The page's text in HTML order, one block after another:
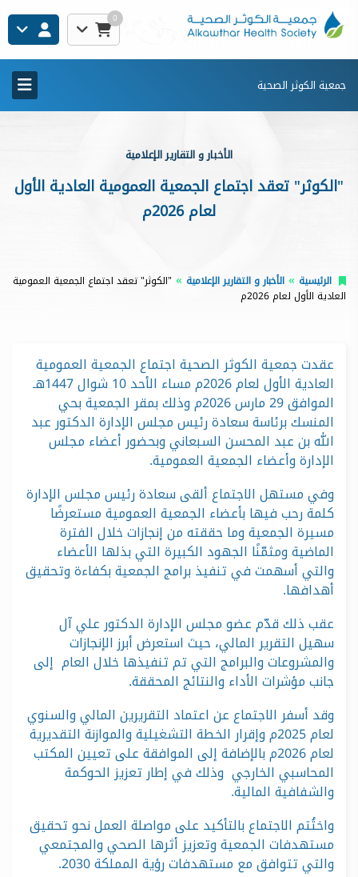
0
جمعية الكوثر الصحية
الأخبار و التقارير الإعلامية
"الكوثر" تعقد اجتماع الجمعية العمومية العادية الأول
لعام 2026م
الرئيسية الأخبار و التقارير الإعلامية
"الكوثر" تعقد اجتماع الجمعية العمومية
العادية الأول لعام 2026م
عقدت جمعية الكوثر الصحية اجتماع الجمعية العمومية
العادية الأول لعام 2026م مساء الأحد 10 شوال 1447هـ
الموافق 29 مارس 2026م وذلك بمقر الجمعية بحي
المنسك برئاسة سعادة رئيس مجلس الإدارة الدكتور عبد
الله بن عبد المحسن السبعاني وبحضور أعضاء مجلس
الإدارة وأعضاء الجمعية العمومية.
وفي مستهل الاجتماع ألقى سعادة رئيس مجلس الإدارة
كلمة رحب فيها بأعضاء الجمعية العمومية مستعرضًا
مسيرة الجمعية وما حققته من إنجازات خلال الفترة
الماضية ومثمّنًا الجهود الكبيرة التي بذلها الأعضاء
والتي أسهمت في تنفيذ برامج الجمعية بكفاءة وتحقيق
أهدافها.
عقب ذلك قدّم عضو مجلس الإدارة الدكتور علي آل
سهيل التقرير المالي، حيث استعرض أبرز الإنجازات
والمشروعات والبرامج التي تم تنفيذها خلال العام إلى
جانب مؤشرات الأداء والنتائج المحققة.
وقد أسفر الاجتماع عن اعتماد التقريرين المالي والسنوي
لعام 2025م وإقرار الخطة التشغيلية والموازنة التقديرية
لعام 2026م بالإضافة إلى الموافقة على تعيين المكتب
المحاسبي الخارجي وذلك في إطار تعزيز الحوكمة
والشفافية المالية.
واختُتم الاجتماع بالتأكيد على مواصلة العمل نحو تحقيق
مستهدفات الجمعية وتعزيز أثرها الصحي والمجتمعي
والتي تتوافق مع مستهدفات رؤية المملكة 2030.